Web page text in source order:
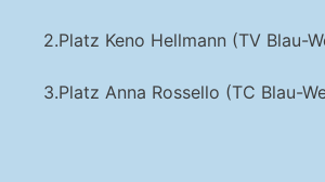
2.Platz Keno Hellmann (TV Blau-
3.Platz Anna Rossello (TC Blau-